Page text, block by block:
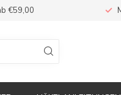
€59,00